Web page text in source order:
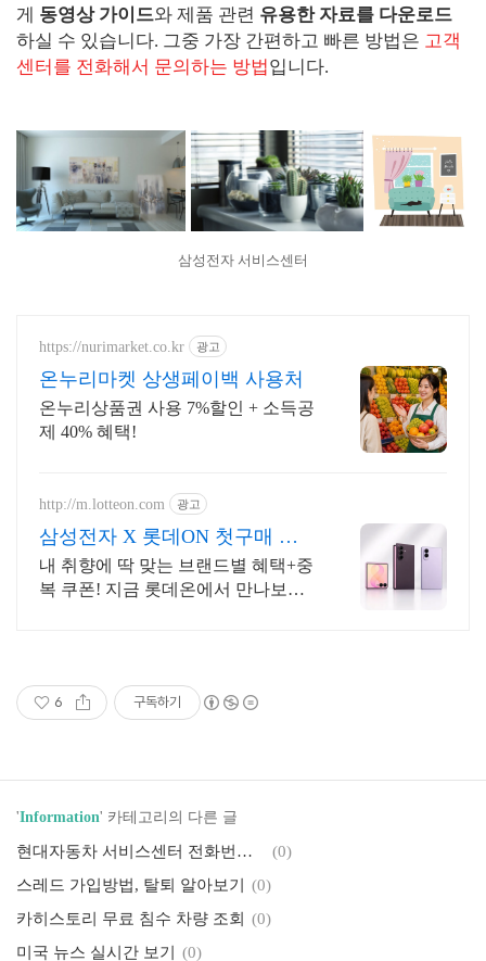
게 동영상 가이드와 제품 관련 유용한 자료를 다운로드
하실 수 있습니다. 그중 가장 간편하고 빠른 방법은 고객
센터를 전화해서 문의하는 방법입니다.
삼성전자 서비스센터
https://nurimarket.co.kr 광고
온누리마켓 상생페이백 사용처
온누리상품권 사용 7%할인 + 소득공
제 40% 혜택!
http://m.lotteon.com 광고
삼성전자 X 롯데ON 첫구매 최
대 5천원 혜택!
내 취향에 딱 맞는 브랜드별 혜택+중
복 쿠폰! 지금 롯데온에서 만나보세
6 구독하기
'Information' 카테고리의 다른 글
현대자동차 서비스센터 전화번호, 영업시간, 센터예약
(0)
스레드 가입방법, 탈퇴 알아보기
(0)
카히스토리 무료 침수 차량 조회
(0)
미국 뉴스 실시간 보기
(0)